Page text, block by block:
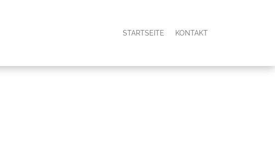
STARTSEITE KONTAKT